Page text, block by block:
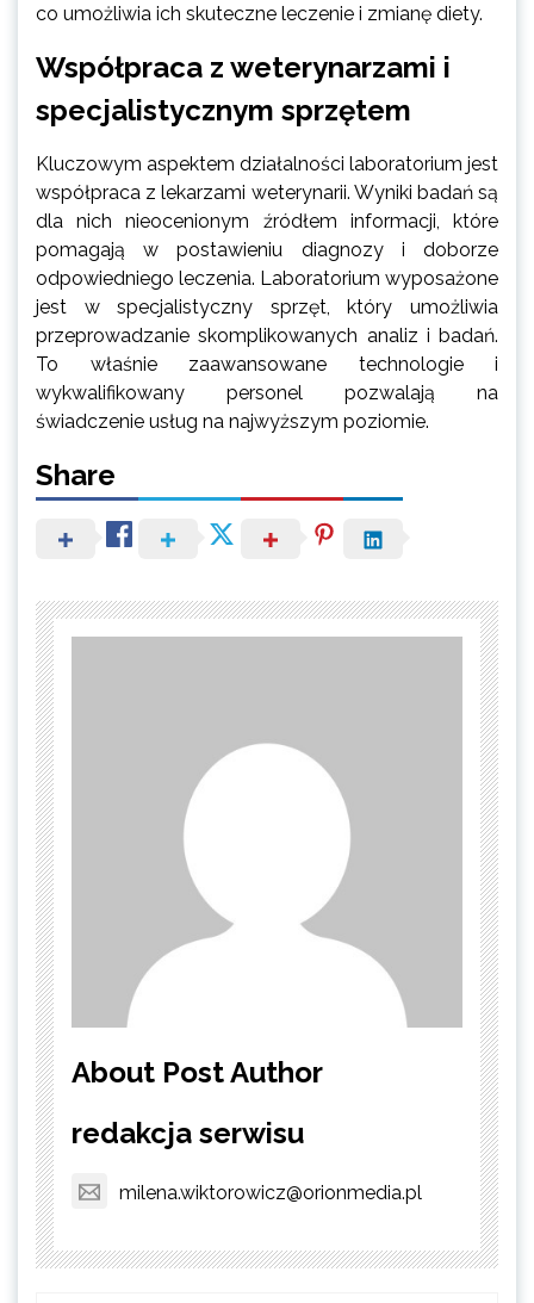
co umożliwia ich skuteczne leczenie i zmianę diety.
Współpraca z weterynarzami i
specjalistycznym sprzętem
Kluczowym aspektem działalności laboratorium jest
współpraca z lekarzami weterynarii. Wyniki badań są
dla nich nieocenionym źródłem informacji, które
pomagają w postawieniu diagnozy i doborze
odpowiedniego leczenia. Laboratorium wyposażone
jest w specjalistyczny sprzęt, który umożliwia
przeprowadzanie skomplikowanych analiz i badań.
To właśnie zaawansowane technologie i
wykwalifikowany personel pozwalają na
świadczenie usług na najwyższym poziomie.
Share
About Post Author
redakcja serwisu
milena.wiktorowicz@orionmedia.pl